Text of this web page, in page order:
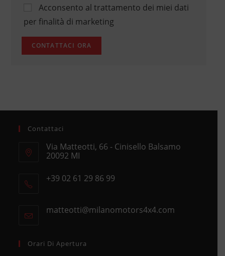
Acconsento al trattamento dei miei dati
per finalità di marketing
Contattaci
Via Matteotti, 66 - Cinisello Balsamo
20092 MI
in
+39 02 61 29 86 99
your
matteotti@milanomotors4x4.comOpens
Orari Di Apertura